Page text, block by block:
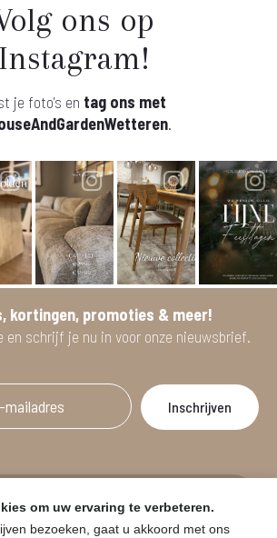
ons op
Instagram!
je foto's en tag ons met
.
kortingen, promoties & meer!
en schrijf je nu in voor onze nieuwsbrief.
2 willekeurige artikelen.
om uw ervaring te verbeteren.
bezoeken, gaat u akkoord met ons